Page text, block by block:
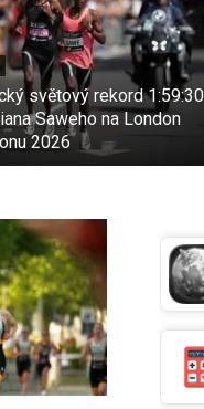
světový rekord 1:59:30
Saweho na London
2026